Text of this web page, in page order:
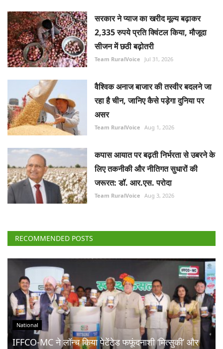
सरकार ने प्याज का खरीद मूल्य बढ़ाकर
2,335 रुपये प्रति क्विंटल किया, मौजूदा
सीजन में छठी बढ़ोतरी
Team RuralVoice Jul 31, 2026
वैश्विक अनाज बाजार की तस्वीर बदलने जा
रहा है चीन, जानिए कैसे पड़ेगा दुनिया पर
असर
Team RuralVoice Aug 1, 2026
कपास आयात पर बढ़ती निर्भरता से उबरने के
लिए तकनीकी और नीतिगत सुधारों की
जरूरत: डॉ. आर.एस. परोदा
Team RuralVoice Aug 3, 2026
RECOMMENDED POSTS
National
IFFCO-MC ने लॉन्च किया पेटेंटेड फफूंदनाशी ‘मित्सुकी’ और